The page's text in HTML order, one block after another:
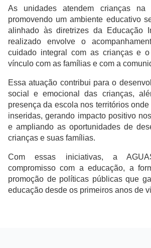
As unidades atendem crianças na
promovendo um ambiente educativo
alinhado às diretrizes da Educação
realizado envolve o
cuidado integral com as crianças e
vínculo com as famílias e com a
Essa atuação contribui para o
social e emocional das crianças,
presença da escola nos territórios
inseridas, gerando impacto positivo
e ampliando as oportunidades de
crianças e suas famílias.
Com essas iniciativas, a
compromisso com a educação, a
promoção de políticas públicas que
educação desde os primeiros anos de